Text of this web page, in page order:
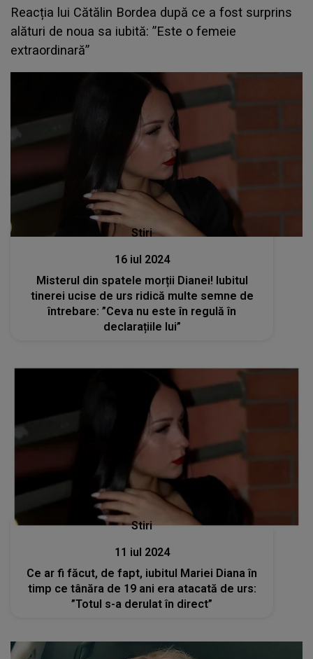
Reacția lui Cătălin Bordea după ce a fost surprins
alături de noua sa iubită: ”Este o femeie
extraordinară”
Stiri
16 iul 2024
Misterul din spatele morții Dianei! Iubitul
tinerei ucise de urs ridică multe semne de
întrebare: ”Ceva nu este în regulă în
declarațiile lui”
Stiri
11 iul 2024
Ce ar fi făcut, de fapt, iubitul Mariei Diana în
timp ce tânăra de 19 ani era atacată de urs:
”Totul s-a derulat în direct”